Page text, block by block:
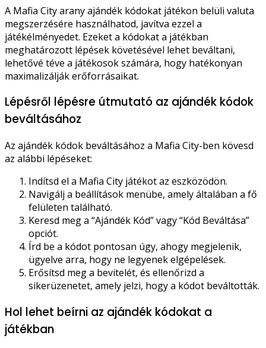
A Mafia City arany ajándék kódokat játékon belüli valuta
megszerzésére használhatod, javítva ezzel a
játékélményedet. Ezeket a kódokat a játékban
meghatározott lépések követésével lehet beváltani,
lehetővé téve a játékosok számára, hogy hatékonyan
maximalizálják erőforrásaikat.
Lépésről lépésre útmutató az ajándék kódok
beváltásához
Az ajándék kódok beváltásához a Mafia City-ben kövesd
az alábbi lépéseket:
Indítsd el a Mafia City játékot az eszközödön.
Navigálj a beállítások menübe, amely általában a fő
felületen található.
Keresd meg a “Ajándék Kód” vagy “Kód Beváltása”
opciót.
Írd be a kódot pontosan úgy, ahogy megjelenik,
ügyelve arra, hogy ne legyenek elgépelések.
Erősítsd meg a bevitelét, és ellenőrizd a
sikerüzenetet, amely jelzi, hogy a kódot beváltották.
Hol lehet beírni az ajándék kódokat a
játékban